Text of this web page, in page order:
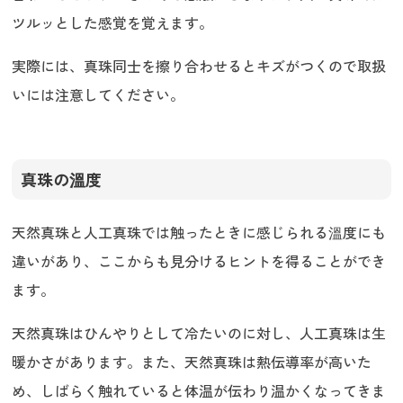
ツルッとした感覚を覚えます。
実際には、真珠同士を擦り合わせるとキズがつくので取扱
いには注意してください。
真珠の溫度
天然真珠と人工真珠では触ったときに感じられる溫度にも
違いがあり、ここからも見分けるヒントを得ることができ
ます。
天然真珠はひんやりとして冷たいのに対し、人工真珠は生
暖かさがあります。また、天然真珠は熱伝導率が高いた
め、しばらく触れていると体温が伝わり温かくなってきま